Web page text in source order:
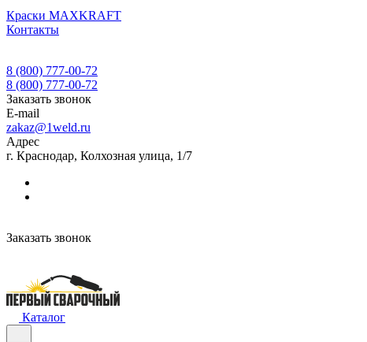
Краски MAXKRAFT
Контакты
8 (800) 777-00-72
8 (800) 777-00-72
Заказать звонок
E-mail
zakaz@1weld.ru
Адрес
г. Краснодар, Колхозная улица, 1/7
Заказать звонок
Каталог